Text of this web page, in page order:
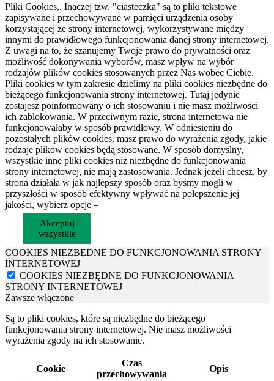
Pliki Cookies,. Inaczej tzw. "ciasteczka" są to pliki tekstowe
zapisywane i przechowywane w pamięci urządzenia osoby
korzystającej ze strony internetowej, wykorzystywane między
innymi do prawidłowego funkcjonowania danej strony internetowej.
Z uwagi na to, że szanujemy Twoje prawo do prywatności oraz
możliwość dokonywania wyborów, masz wpływ na wybór
rodzajów plików cookies stosowanych przez Nas wobec Ciebie.
Pliki cookies w tym zakresie dzielimy na pliki cookies niezbędne do
bieżącego funkcjonowania strony internetowej. Tutaj jedynie
zostajesz poinformowany o ich stosowaniu i nie masz możliwości
ich zablokowania. W przeciwnym razie, strona internetowa nie
funkcjonowałaby w sposób prawidłowy. W odniesieniu do
pozostałych plików cookies, masz prawo do wyrażenia zgody, jakie
rodzaje plików cookies będą stosowane. W sposób domyślny,
wszystkie inne pliki cookies niż niezbędne do funkcjonowania
strony internetowej, nie mają zastosowania. Jednak jeżeli chcesz, by
strona działała w jak najlepszy sposób oraz byśmy mogli w
przyszłości w sposób efektywny wpływać na polepszenie jej
jakości, wybierz opcje –
Akceptuj
wszystkie
COOKIES NIEZBĘDNE DO FUNKCJONOWANIA STRONY
INTERNETOWEJ
COOKIES NIEZBĘDNE DO FUNKCJONOWANIA
STRONY INTERNETOWEJ
Zawsze włączone
Są to pliki cookies, które są niezbędne do bieżącego
funkcjonowania strony internetowej. Nie masz możliwości
wyrażenia zgody na ich stosowanie.
Cookie
Czas
przechowywania
Opis